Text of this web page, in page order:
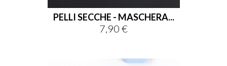
PELLI SECCHE - MASCHERA...
Prezzo
7,90 €